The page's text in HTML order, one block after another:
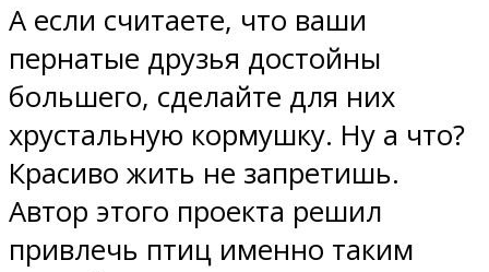
А если считаете, что ваши
пернатые друзья достойны
большего, сделайте для них
хрустальную кормушку. Ну а что?
Красиво жить не запретишь.
Автор этого проекта решил
привлечь птиц именно таким